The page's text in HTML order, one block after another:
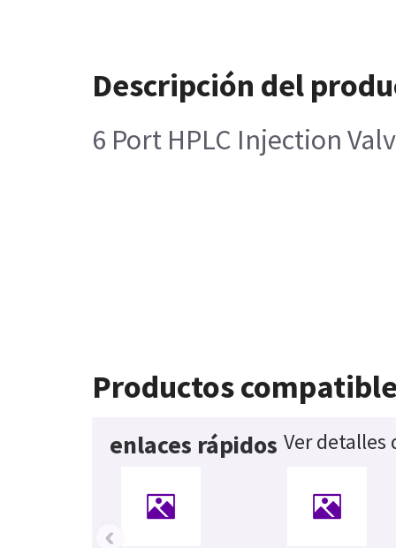
Descripción del
6 Port HPLC Injection
Productos
enlaces rápidos Ver
‹